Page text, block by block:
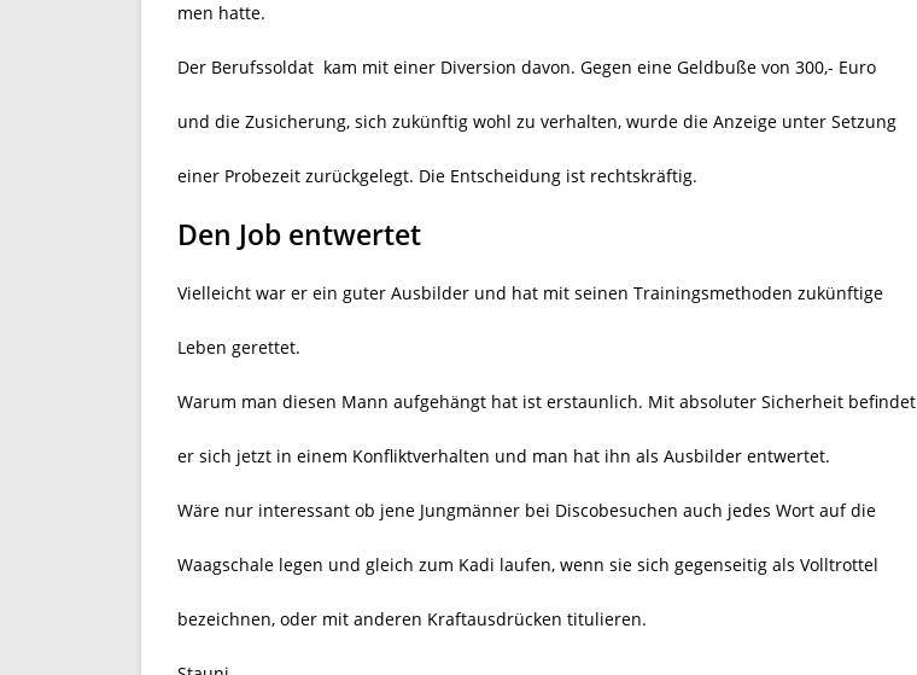
men hatte.
Der Berufssoldat kam mit einer Diversion davon. Gegen eine Geldbuße von 300,- Euro
und die Zusicherung, sich zukünftig wohl zu verhalten, wurde die Anzeige unter Setzung
einer Probezeit zurückgelegt. Die Entscheidung ist rechtskräftig.
Den Job entwertet
Vielleicht war er ein guter Ausbilder und hat mit seinen Trainingsmethoden zukünftige
Leben gerettet.
Warum man diesen Mann aufgehängt hat ist erstaunlich. Mit absoluter Sicherheit befindet
er sich jetzt in einem Konfliktverhalten und man hat ihn als Ausbilder entwertet.
Wäre nur interessant ob jene Jungmänner bei Discobesuchen auch jedes Wort auf die
Waagschale legen und gleich zum Kadi laufen, wenn sie sich gegenseitig als Volltrottel
bezeichnen, oder mit anderen Kraftausdrücken titulieren.